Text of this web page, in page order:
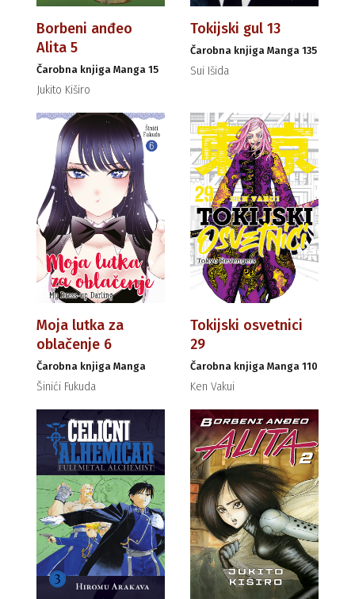
Borbeni anđeo
Alita 5
Čarobna knjiga Manga 15
Jukito Kiširo
Tokijski gul 13
Čarobna knjiga Manga 135
Sui Išida
Moja lutka za
oblačenje 6
Čarobna knjiga Manga
Šinići Fukuda
Tokijski osvetnici
29
Čarobna knjiga Manga 110
Ken Vakui